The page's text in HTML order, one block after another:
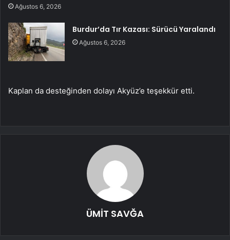
Ağustos 6, 2026
Burdur’da Tır Kazası: Sürücü Yaralandı
Ağustos 6, 2026
Kaplan da desteğinden dolayı Akyüz’e teşekkür etti.
ÜMİT SAVĞA